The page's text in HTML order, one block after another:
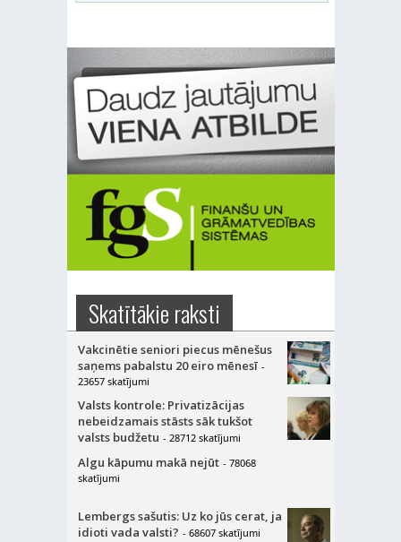
Skatītākie raksti
Vakcinētie seniori piecus mēnešus
saņems pabalstu 20 eiro mēnesī -
23657 skatījumi
Valsts kontrole: Privatizācijas
nebeidzamais stāsts sāk tukšot
valsts budžetu - 28712 skatījumi
Algu kāpumu makā nejūt - 78068
skatījumi
Lembergs sašutis: Uz ko jūs cerat, ja
idioti vada valsti? - 68607 skatījumi